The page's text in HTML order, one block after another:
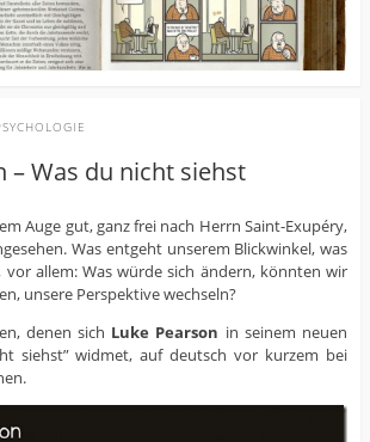
– Was du nicht siehst
Auge gut, ganz frei nach Herrn Saint-Exupéry,
Was entgeht unserem Blickwinkel, was
vor allem: Was würde sich ändern, könnten wir
unsere Perspektive wechseln?
denen sich Luke Pearson in seinem neuen
siehst” widmet, auf deutsch vor kurzem bei